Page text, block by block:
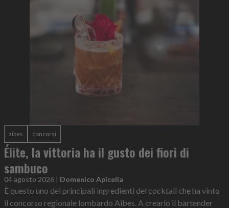
aibes concorsi
Élite, la vittoria ha il gusto dei fiori di
sambuco
04 agosto 2026 | Domenico Apicella
È questo uno dei principali ingredienti del cocktail che ha vinto
il concorso regionale lombardo Aibes. A crearlo il bartender